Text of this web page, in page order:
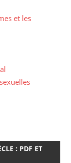
et les
: PDF ET